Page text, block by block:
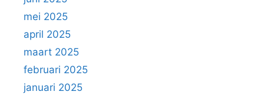
mei 2025
april 2025
maart 2025
februari 2025
januari 2025